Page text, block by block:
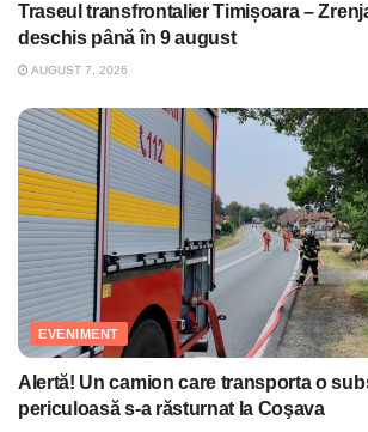
Traseul transfrontalier Timișoara –
deschis până în 9 august
AUGUST 7, 2026
EVENIMENT
Alertă! Un camion care transporta o
periculoasă s-a răsturnat la Coşava